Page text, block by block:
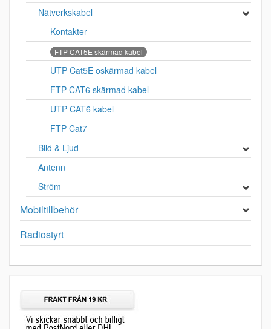
Nätverkskabel
Kontakter
FTP CAT5E skärmad kabel
UTP Cat5E oskärmad kabel
FTP CAT6 skärmad kabel
UTP CAT6 kabel
FTP Cat7
Bild & Ljud
Antenn
Ström
Mobiltillbehör
Radiostyrt